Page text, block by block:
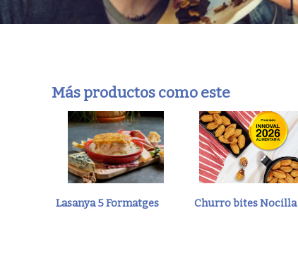
Más productos como este
Lasanya 5 Formatges Churro bites Nocilla